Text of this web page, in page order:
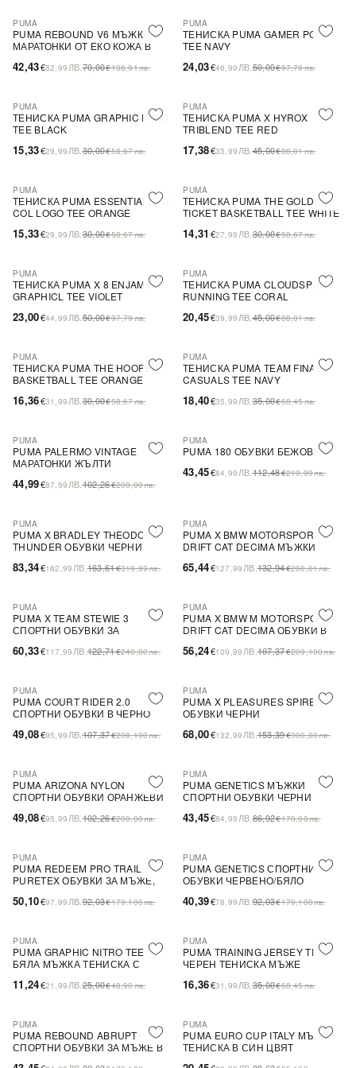
-39%
PUMA
PUMA REBOUND V6 МЪЖКИ
МАРАТОНКИ ОТ ЕКО КОЖА В
42,43€82,99 ЛВ.70,00€136,91лв.
-52%
PUMA
ТЕНИСКА PUMA GAMER POLO
TEE NAVY
24,03€46,99 ЛВ.50,00€97,79лв.
-49%
ПОСЛЕДНА БРОЙКА
PUMA
ТЕНИСКА PUMA GRAPHIC PAWS
TEE BLACK
15,33€29,99 ЛВ.30,00€58,67лв.
-61%
PUMA
ТЕНИСКА PUMA X HYROX
TRIBLEND TEE RED
17,38€33,99 ЛВ.45,00€88,01лв.
-49%
ПОСЛЕДНА БРОЙКА
PUMA
ТЕНИСКА PUMA ESSENTIALS+ 2
COL LOGO TEE ORANGE
15,33€29,99 ЛВ.30,00€58,67лв.
-52%
ПОСЛЕДНА БРОЙКА
PUMA
ТЕНИСКА PUMA THE GOLDEN
TICKET BASKETBALL TEE WHITE
14,31 €27,99 ЛВ.30,00€58,67лв.
-54%
PUMA
ТЕНИСКА PUMA X 8 ENJAMIN
GRAPHICL TEE VIOLET
23,00€44,99 ЛВ.50,00€97,79лв.
-55%
PUMA
ТЕНИСКА PUMA CLOUDSPUN
RUNNING TEE CORAL
20,45€39,99 ЛВ.45,00€88,01лв.
-45%
PUMA
ТЕНИСКА PUMA THE HOOPER
BASKETBALL TEE ORANGE
16,36€31,99 ЛВ.30,00€58,67лв.
-47%
PUMA
ТЕНИСКА PUMA ТEAM FINAL
CASUALS TEE NAVY
18,40€35,99 ЛВ.35,00€68,45лв.
-56%
PUMA
PUMA PALERMO VINTAGE
МАРАТОНКИ ЖЪЛТИ
44,99€87,99 ЛВ.102,26€200,00лв.
-61%
PUMA
PUMA 180 ОБУВКИ БЕЖОВИ
43,45€84,99 ЛВ.112,48€219,99лв.
-49%
PUMA
PUMA X BRADLEY THEODORE
THUNDER ОБУВКИ ЧЕРНИ
83,34€162,99 ЛВ.163,61€319,99лв.
-51%
PUMA
PUMA X BMW MOTORSPORT
DRIFT CAT DECIMA МЪЖКИ
65,44€127,99 ЛВ.132,94€260,01лв.
-51%
PUMA
PUMA X TEAM STEWIE 3
СПОРТНИ ОБУВКИ ЗА
60,33€117,99 ЛВ.122,71€240,00лв.
-48%
PUMA
PUMA X BMW M MOTORSPORT
DRIFT CAT DECIMA ОБУВКИ В
56,24€109,99 ЛВ.107,37€209,100лв.
-54%
PUMA
PUMA COURT RIDER 2.0
СПОРТНИ ОБУВКИ В ЧЕРНО
49,08€95,99 ЛВ.107,37€209,100лв.
-56%
ПОСЛЕДНА БРОЙКА
PUMA
PUMA X PLEASURES SPIREX
ОБУВКИ ЧЕРНИ
68,00€132,99 ЛВ.153,39€300,00лв.
-52%
PUMA
PUMA ARIZONA NYLON
СПОРТНИ ОБУВКИ ОРАНЖЕВИ
49,08€95,99 ЛВ.102,26€200,00лв.
-50%
PUMA
PUMA GENETICS МЪЖКИ
СПОРТНИ ОБУВКИ ЧЕРНИ
43,45€84,99 ЛВ.86,92€170,00лв.
-46%
PUMA
PUMA REDEEM PRO TRAIL
PURETEX ОБУВКИ ЗА МЪЖЕ,
ДИШАЩИ.
50,10€97,99 ЛВ.92,03€179,100лв.
-56%
PUMA
PUMA GENETICS СПОРТНИ
ОБУВКИ ЧЕРВЕНО/БЯЛО
40,39€78,99 ЛВ.92,03€179,100лв.
-55%
ПОСЛЕДНА БРОЙКА
PUMA
PUMA GRAPHIC NITRO TEE
БЯЛА МЪЖКА ТЕНИСКА С
11,24€21,99 ЛВ.25,00€48,90лв.
-53%
ПОСЛЕДНА БРОЙКА
PUMA
PUMA TRAINING JERSEY TEE
ЧЕРЕН ТЕНИСКА МЪЖЕ
16,36€31,99 ЛВ.35,00€68,45лв.
-53%
ПОСЛЕДНА БРОЙКА
PUMA
PUMA REBOUND ABRUPT
СПОРТНИ ОБУВКИ ЗА МЪЖЕ В
-29%
PUMA
PUMA EURO CUP ITALY МЪЖКА
ТЕНИСКА В СИН ЦВЯТ